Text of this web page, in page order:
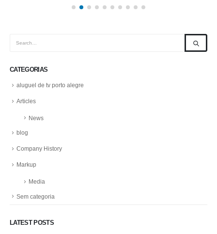
CATEGORIAS
aluguel de tv porto alegre
Articles
News
blog
Company History
Markup
Media
Sem categoria
LATEST POSTS